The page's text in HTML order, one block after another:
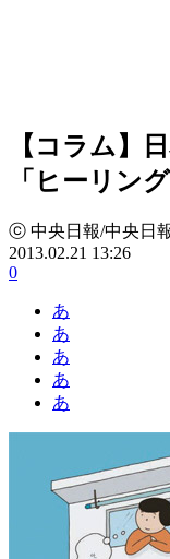
【コラム】
「ヒーリン
ⓒ 中央日報/中央日
2013.02.21 13:26
0
あ
あ
あ
あ
あ